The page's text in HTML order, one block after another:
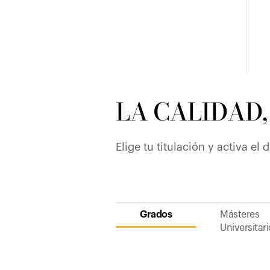
LA
Elige tu titulación y activa el
Grados
Másteres